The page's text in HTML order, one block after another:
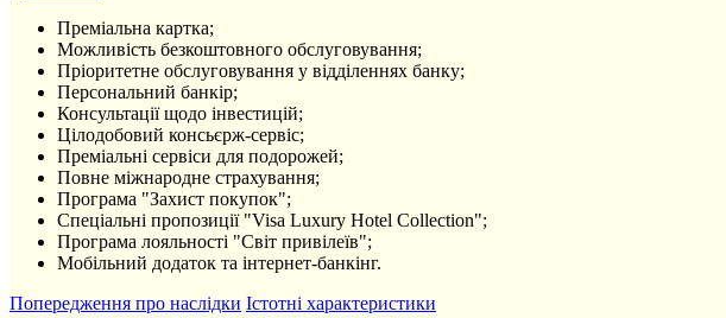
Преміальна картка;
Можливість безкоштовного обслуговування;
Пріоритетне обслуговування у відділеннях банку;
Персональний банкір;
Консультації щодо інвестицій;
Цілодобовий консьєрж-сервіс;
Преміальні сервіси для подорожей;
Повне міжнародне страхування;
Програма "Захист покупок";
Спеціальні пропозиції "Visa Luxury Hotel Collection";
Програма лояльності "Світ привілеїв";
Мобільний додаток та інтернет-банкінг.
Попередження про наслідки Істотні характеристики